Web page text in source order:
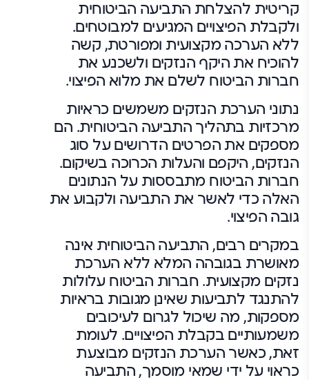
קריטית להצלחת התביעה הביטוחית
ולקבלת הפיצויים המגיעים למבוטחים.
ללא הערכה מקצועית ומפורטת, קשה
להוכיח את היקף הנזקים ולשכנע את
חברות הביטוח לשלם את מלוא הפיצוי.
נתוני הערכת הנזקים משמשים כראיות
מרכזיות בתהליך התביעה הביטוחית. הם
מספקים את הפרטים הדרושים על סוג
הנזקים, היקפם והעלות הכרוכה בשיקום.
חברות הביטוח מתבססות על הנתונים
האלה כדי לאשר את התביעה ולקבוע את
גובה הפיצוי.
במקרים רבים, התביעה הביטוחית אינה
מאושרת בגובהה המלא ללא הערכת
נזקים מקצועית. חברות הביטוח עלולות
להתנגד לתביעות שאינן מגובות בראיות
מספקות, מה שיכול לגרום לעיכובים
משמעותיים בקבלת הפיצויים. לעומת
זאת, כאשר הערכת הנזקים מבוצעת
כראוי על ידי שמאי מוסמך, התביעה